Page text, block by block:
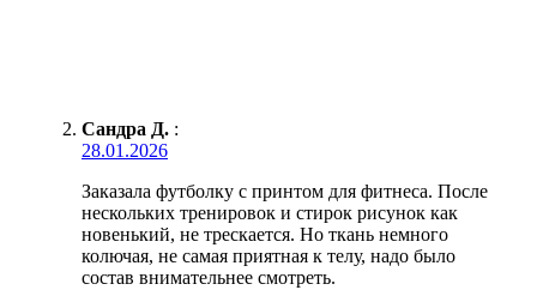
Сандра Д. :
28.01.2026
Заказала футболку с принтом для фитнеса. После
нескольких тренировок и стирок рисунок как
новенький, не трескается. Но ткань немного
колючая, не самая приятная к телу, надо было
состав внимательнее смотреть.